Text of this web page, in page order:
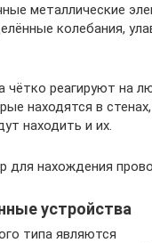
металлические
колебания,
чётко реагируют на
находятся в
находить и их.
для нахождения
устройства
типа являются